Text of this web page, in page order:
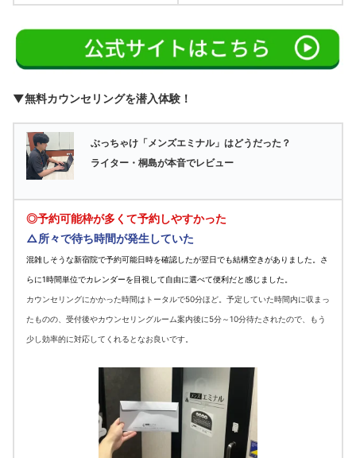
▼無料カウンセリングを潜入体験！
ぶっちゃけ「メンズエミナル」はどうだった？
ライター・桐島が本音でレビュー
◎予約可能枠が多くて予約しやすかった
△所々で待ち時間が発生していた
混雑しそうな新宿院で予約可能日時を確認したが翌日でも結構空きがありました。さ
らに1時間単位でカレンダーを目視して自由に選べて便利だと感じました。
カウンセリングにかかった時間はトータルで50分ほど。予定していた時間内に収まっ
たものの、受付後やカウンセリングルーム案内後に5分～10分待たされたので、もう
少し効率的に対応してくれるとなお良いです。